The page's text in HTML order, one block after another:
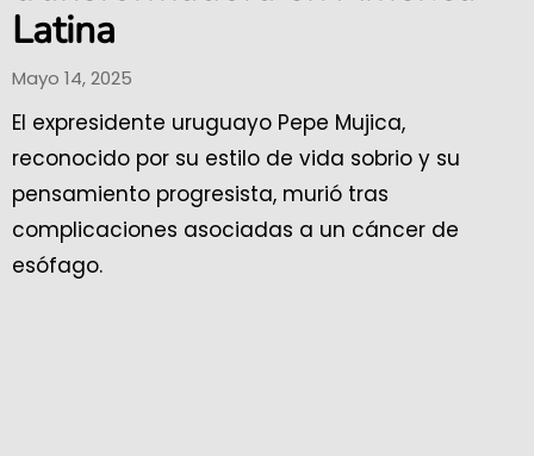
Latina
Mayo 14, 2025
El expresidente uruguayo Pepe Mujica,
reconocido por su estilo de vida sobrio y su
pensamiento progresista, murió tras
complicaciones asociadas a un cáncer de
esófago.